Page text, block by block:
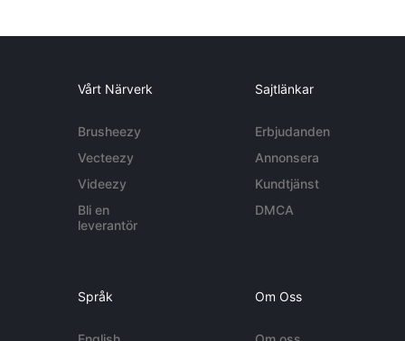
Vårt Närverk
Brusheezy
Vecteezy
Videezy
Bli en
leverantör
Sajtlänkar
Erbjudanden
Annonsera
Kundtjänst
DMCA
Språk Om Oss